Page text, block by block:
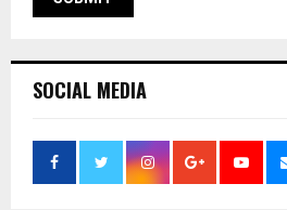
SOCIAL MEDIA